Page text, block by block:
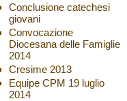
Conclusione catechesi
giovani
Convocazione
Diocesana delle Famiglie
2014
Cresime 2013
Equipe CPM 19 luglio
2014